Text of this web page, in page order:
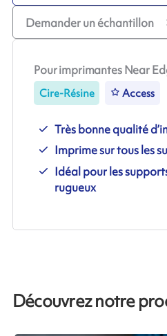
Demander un échantillon
Pour imprimantes Near
Cire-Résine Access
Très bonne qualité
Imprime sur tous les
Idéal pour les
rugueux
Découvrez notre